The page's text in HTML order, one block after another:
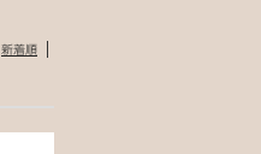
新着順